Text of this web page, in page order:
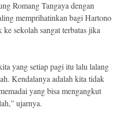
Romang Tangaya dengan
memprihatinkan bagi Hartono
sekolah sangat terbatas jika
yang setiap pagi itu lalu lalang
Kendalanya adalah kita tidak
yang bisa mengangkut
ujarnya.